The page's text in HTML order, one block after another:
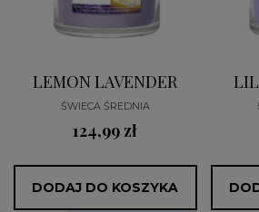
LEMON LAVENDER
ŚWIECA ŚREDNIA
124,99 zł
DODAJ DO KOSZYKA